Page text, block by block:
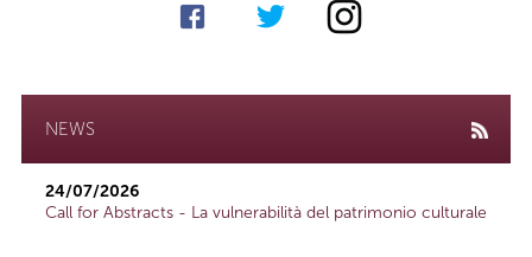
NEWS
24/07/2026
Call for Abstracts - La vulnerabilità del patrimonio culturale